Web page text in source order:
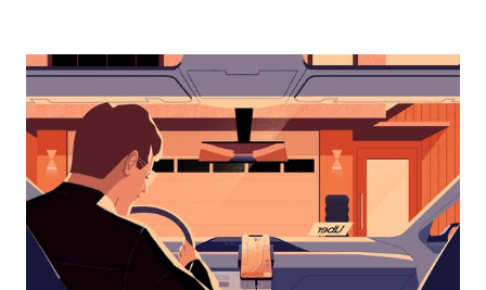
Sulje
Esc-
painikkeella.